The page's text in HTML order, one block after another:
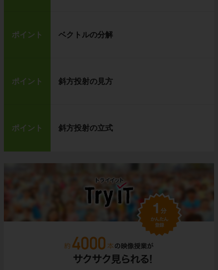
ポイント ベクトルの分解
ポイント 斜方投射の見方
ポイント 斜方投射の立式